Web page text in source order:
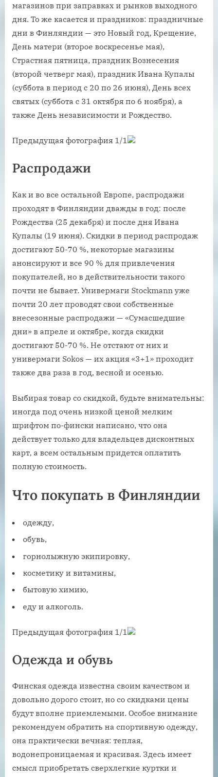
магазинов при заправках и рынков выходного
дня. То же касается и праздников: праздничные
дни в Финляндии — это Новый год, Крещение,
День матери (второе воскресенье мая),
Страстная пятница, праздник Вознесения
(второй четверг мая), праздник Ивана Купалы
(суббота в период с 20 по 26 июня), День всех
святых (суббота с 31 октября по 6 ноября), а
также День независимости и Рождество.
Предыдущая фотография 1/1
Распродажи
Как и во все остальной Европе, распродажи
проходят в Финляндии дважды в год: после
Рождества (25 декабря) и после дня Ивана
Купалы (19 июня). Скидки в период распродаж
достигают 50-70 %, некоторые магазины
анонсируют и все 90 % для привлечения
покупателей, но в действительности такого
почти не бывает. Универмаги Stockmann уже
почти 20 лет проводят свои собственные
внесезонные распродажи — «Сумасшедшие
дни» в апреле и октябре, когда скидки
достигают 50-70 %. Не отстают от них и
универмаги Sokos — их акция «3+1» проходит
также два раза в год, весной и осенью.
Выбирая товар со скидкой, будьте внимательны:
иногда под очень низкой ценой мелким
шрифтом по-фински написано, что она
действует только для владельцев дисконтных
карт, а всем остальным придется оплатить
полную стоимость.
Что покупать в Финляндии
одежду,
обувь,
горнолыжную экипировку,
косметику и витамины,
бытовую химию,
еду и алкоголь.
Предыдущая фотография 1/1
Одежда и обувь
Финская одежда известна своим качеством и
довольно дорого стоит, но со скидками цены
будут вполне приемлемыми. Особое внимание
рекомендуем обратить на спортивную одежду,
она практически вечная: теплая,
водонепроницаемая и красивая. Здесь имеет
смысл приобретать сверхлегкие куртки и